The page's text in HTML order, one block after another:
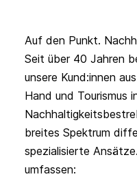
Auf den Punkt.
Seit über 40 Jahren
unsere Kund:innen
Hand und Tourismus
breites Spektrum
spezialisierte
umfassen: